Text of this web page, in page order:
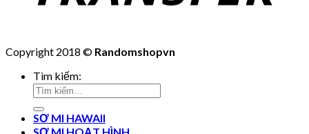
Copyright 2018 © Randomshopvn
Tìm kiếm:
SƠ MI HAWAII